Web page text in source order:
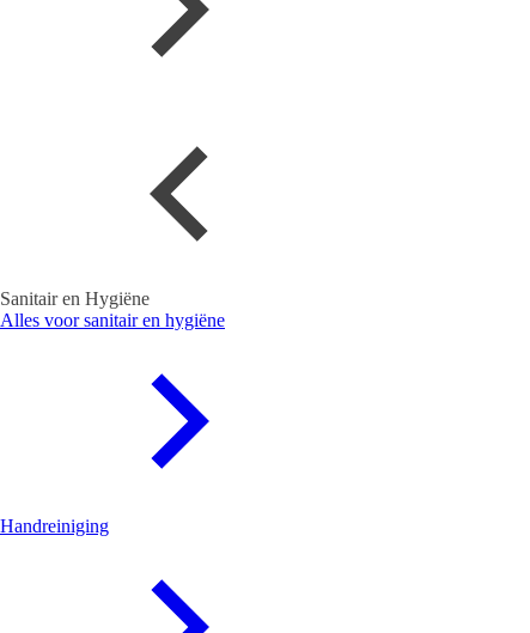
Sanitair en Hygiëne
Alles voor sanitair en hygiëne
Handreiniging